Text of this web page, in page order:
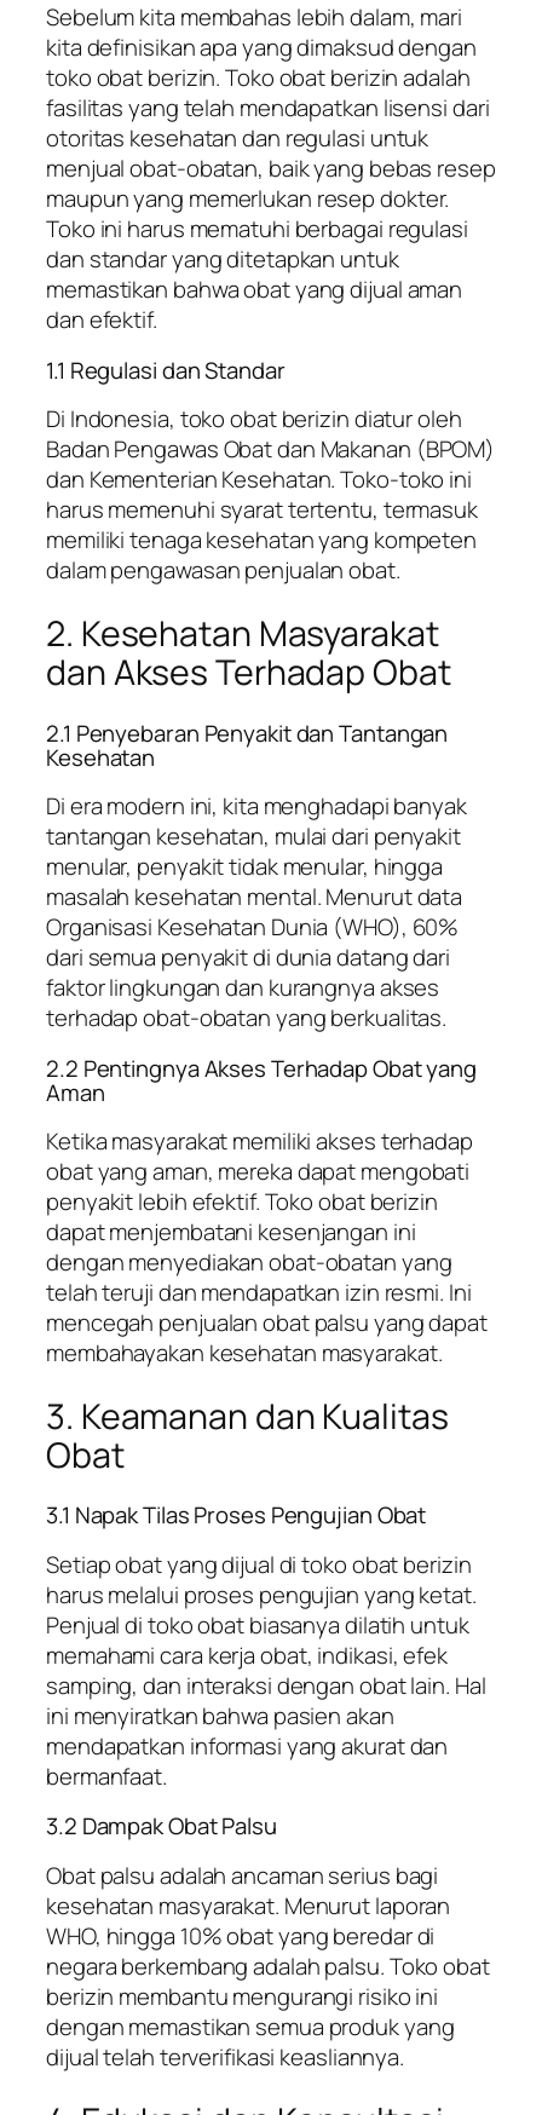
Sebelum kita membahas lebih dalam, mari
kita definisikan apa yang dimaksud dengan
toko obat berizin. Toko obat berizin adalah
fasilitas yang telah mendapatkan lisensi dari
otoritas kesehatan dan regulasi untuk
menjual obat-obatan, baik yang bebas resep
maupun yang memerlukan resep dokter.
Toko ini harus mematuhi berbagai regulasi
dan standar yang ditetapkan untuk
memastikan bahwa obat yang dijual aman
dan efektif.
1.1 Regulasi dan Standar
Di Indonesia, toko obat berizin diatur oleh
Badan Pengawas Obat dan Makanan (BPOM)
dan Kementerian Kesehatan. Toko-toko ini
harus memenuhi syarat tertentu, termasuk
memiliki tenaga kesehatan yang kompeten
dalam pengawasan penjualan obat.
2. Kesehatan Masyarakat
dan Akses Terhadap Obat
2.1 Penyebaran Penyakit dan Tantangan
Kesehatan
Di era modern ini, kita menghadapi banyak
tantangan kesehatan, mulai dari penyakit
menular, penyakit tidak menular, hingga
masalah kesehatan mental. Menurut data
Organisasi Kesehatan Dunia (WHO), 60%
dari semua penyakit di dunia datang dari
faktor lingkungan dan kurangnya akses
terhadap obat-obatan yang berkualitas.
2.2 Pentingnya Akses Terhadap Obat yang
Aman
Ketika masyarakat memiliki akses terhadap
obat yang aman, mereka dapat mengobati
penyakit lebih efektif. Toko obat berizin
dapat menjembatani kesenjangan ini
dengan menyediakan obat-obatan yang
telah teruji dan mendapatkan izin resmi. Ini
mencegah penjualan obat palsu yang dapat
membahayakan kesehatan masyarakat.
3. Keamanan dan Kualitas
Obat
3.1 Napak Tilas Proses Pengujian Obat
Setiap obat yang dijual di toko obat berizin
harus melalui proses pengujian yang ketat.
Penjual di toko obat biasanya dilatih untuk
memahami cara kerja obat, indikasi, efek
samping, dan interaksi dengan obat lain. Hal
ini menyiratkan bahwa pasien akan
mendapatkan informasi yang akurat dan
bermanfaat.
3.2 Dampak Obat Palsu
Obat palsu adalah ancaman serius bagi
kesehatan masyarakat. Menurut laporan
WHO, hingga 10% obat yang beredar di
negara berkembang adalah palsu. Toko obat
berizin membantu mengurangi risiko ini
dengan memastikan semua produk yang
dijual telah terverifikasi keasliannya.